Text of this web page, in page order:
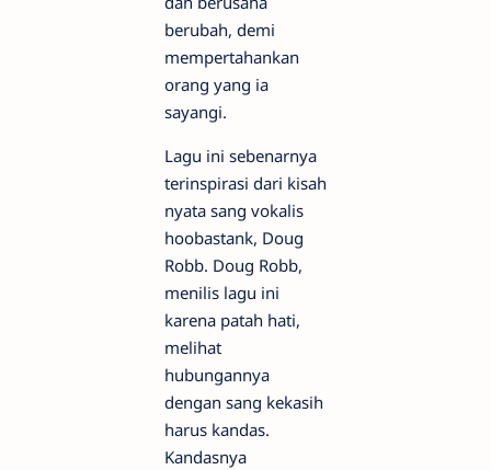
berubah, demi
mempertahankan
orang yang ia
sayangi.
Lagu ini sebenarnya
terinspirasi dari kisah
nyata sang vokalis
hoobastank, Doug
Robb. Doug Robb,
menilis lagu ini
karena patah hati,
melihat
hubungannya
dengan sang kekasih
harus kandas.
Kandasnya